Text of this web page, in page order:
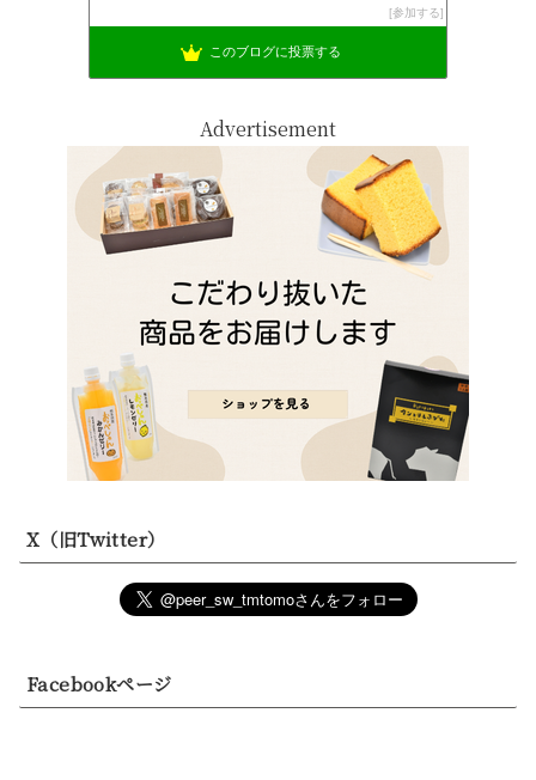
参加する
このブログに投票する
Advertisement
X（旧Twitter）
Facebookページ